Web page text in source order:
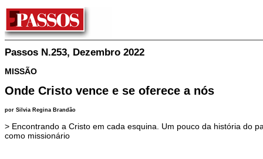
Passos N.253, Dezembro 2022
MISSÃO
Onde Cristo vence e se oferece a nós
por Silvia Regina Brandão
> Encontrando a Cristo em cada esquina. Um pouco da história do
como missionário